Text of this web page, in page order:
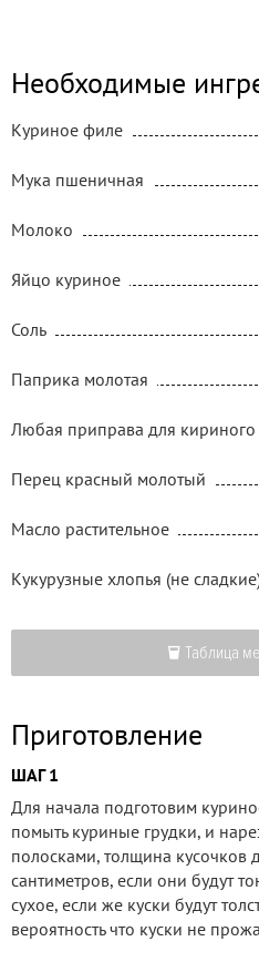
Необходимые
Куриное филе
Мука пшеничная
Молоко
Яйцо куриное
Соль
Паприка молотая
Любая приправа для кириного
Перец красный молотый
Масло растительное
Кукурузные хлопья (не
Таблица
Приготовление
ШАГ 1
Для начала подготовим
помыть куриные грудки, и
полосками, толщина кусочков
сантиметров, если они будут
сухое, если же куски будут
вероятность что куски не